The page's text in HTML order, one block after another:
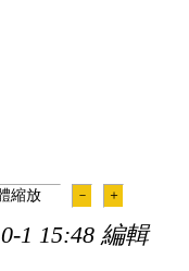
縮放 － ＋
1 15:48 編輯